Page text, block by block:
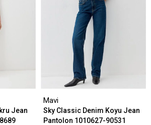
Jean
Mavi
Sky Classic Denim Koyu Jean
Pantolon 1010627-90531